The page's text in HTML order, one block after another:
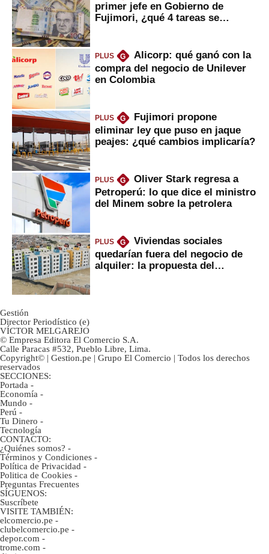
primer jefe en Gobierno de
Fujimori, ¿qué 4 tareas se
PLUS G
Alicorp: qué ganó con la
compra del negocio de Unilever
en Colombia
PLUS G
Fujimori propone
eliminar ley que puso en jaque
peajes: ¿qué cambios implicaría?
PLUS G
Oliver Stark regresa a
Petroperú: lo que dice el ministro
del Minem sobre la petrolera
PLUS G
Viviendas sociales
quedarían fuera del negocio de
alquiler: la propuesta del
Gestión
Director Periodístico (e)
VÍCTOR MELGAREJO
© Empresa Editora El Comercio S.A.
Calle Paracas #532, Pueblo Libre, Lima.
Copyright© | Gestion.pe | Grupo El Comercio | Todos los derechos
reservados
SECCIONES:
Portada -
Economía -
Mundo -
Perú -
Tu Dinero -
Tecnología
CONTACTO:
¿Quiénes somos? -
Términos y Condiciones -
Política de Privacidad -
Politica de Cookies -
Preguntas Frecuentes
SÍGUENOS:
Suscríbete
VISITE TAMBIÉN:
elcomercio.pe -
clubelcomercio.pe -
depor.com -
trome.com -